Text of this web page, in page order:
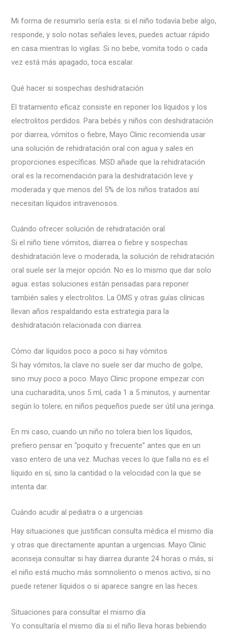
Mi forma de resumirlo sería esta: si el niño todavía bebe algo,
responde, y solo notas señales leves, puedes actuar rápido
en casa mientras lo vigilas. Si no bebe, vomita todo o cada
vez está más apagado, toca escalar.
Qué hacer si sospechas deshidratación
El tratamiento eficaz consiste en reponer los líquidos y los
electrolitos perdidos. Para bebés y niños con deshidratación
por diarrea, vómitos o fiebre, Mayo Clinic recomienda usar
una solución de rehidratación oral con agua y sales en
proporciones específicas. MSD añade que la rehidratación
oral es la recomendación para la deshidratación leve y
moderada y que menos del 5% de los niños tratados así
necesitan líquidos intravenosos.
Cuándo ofrecer solución de rehidratación oral
Si el niño tiene vómitos, diarrea o fiebre y sospechas
deshidratación leve o moderada, la solución de rehidratación
oral suele ser la mejor opción. No es lo mismo que dar solo
agua: estas soluciones están pensadas para reponer
también sales y electrolitos. La OMS y otras guías clínicas
llevan años respaldando esta estrategia para la
deshidratación relacionada con diarrea.
Cómo dar líquidos poco a poco si hay vómitos
Si hay vómitos, la clave no suele ser dar mucho de golpe,
sino muy poco a poco. Mayo Clinic propone empezar con
una cucharadita, unos 5 ml, cada 1 a 5 minutos, y aumentar
según lo tolere; en niños pequeños puede ser útil una jeringa.
En mi caso, cuando un niño no tolera bien los líquidos,
prefiero pensar en “poquito y frecuente” antes que en un
vaso entero de una vez. Muchas veces lo que falla no es el
líquido en sí, sino la cantidad o la velocidad con la que se
intenta dar.
Cuándo acudir al pediatra o a urgencias
Hay situaciones que justifican consulta médica el mismo día
y otras que directamente apuntan a urgencias. Mayo Clinic
aconseja consultar si hay diarrea durante 24 horas o más, si
el niño está mucho más somnoliento o menos activo, si no
puede retener líquidos o si aparece sangre en las heces.
Situaciones para consultar el mismo día
Yo consultaría el mismo día si el niño lleva horas bebiendo